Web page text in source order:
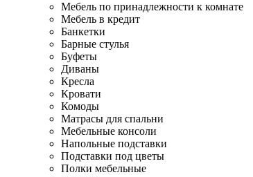
Мебель по принадлежности к комнате
Мебель в кредит
Банкетки
Барные стулья
Буфеты
Диваны
Кресла
Кровати
Комоды
Матрасы для спальни
Мебельные консоли
Напольные подставки
Подставки под цветы
Полки мебельные